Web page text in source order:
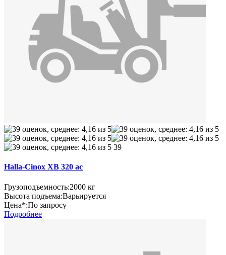
39
Halla-Cinox XB 320 ac
Грузоподъемность:2000 кг
Высота подъема:Варьируется
Цена*:По запросу
Подробнее